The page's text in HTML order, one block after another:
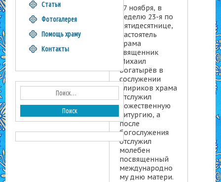
27 ноября, в
неделю 23-я по
Пятидесятнице,
настоятель
храма
священник
Михаил
Богатырёв в
сослужении
клириков храма
отслужил
Божественную
литургию, а
после
богослужения
отслужил
молебен
посвященный
международно
му дню матери.
Статьи
Фотогалерея
Помощь храму
Контакты